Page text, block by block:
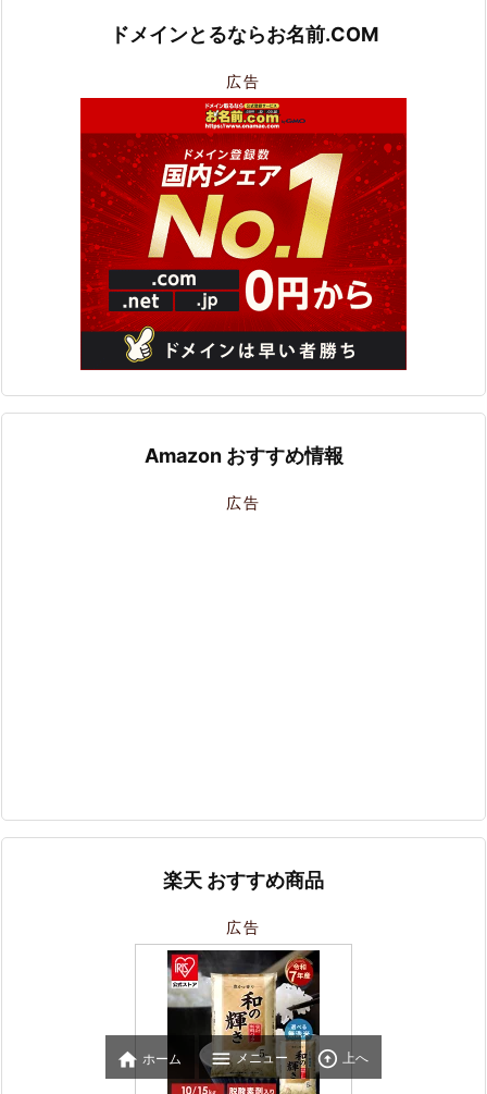
ドメインとるならお名前.COM
広告
Amazon おすすめ情報
広告
楽天 おすすめ商品
広告
 ホーム  メニュー  上へ